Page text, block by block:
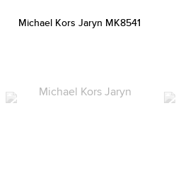
Michael Kors Jaryn MK8541